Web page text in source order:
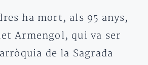
ha mort, als 95 anys,
Armengol, qui va ser
de la Sagrada